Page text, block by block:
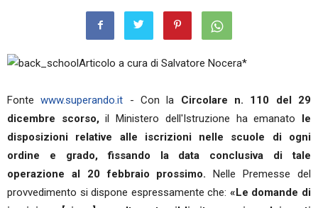
Articolo a cura di Salvatore Nocera*
Fontewww.superando.it - Con la Circolare n. 110 del 29
dicembre scorso,il Ministero dell'Istruzione ha emanato le
disposizioni relative alle iscrizioni nelle scuole di ogni
ordine e grado, fissando la data conclusiva di tale
operazione al 20 febbraio prossimo. Nelle Premesse del
provvedimento si dispone espressamente che: «Le domande di